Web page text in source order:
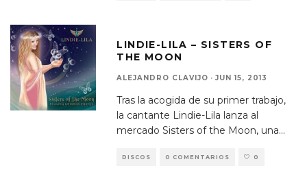
LINDIE-LILA – SISTERS OF
THE MOON
ALEJANDRO CLAVIJO · JUN 15, 2013
Tras la acogida de su primer trabajo,
la cantante Lindie-Lila lanza al
mercado Sisters of the Moon, una...
DISCOS 0 COMENTARIOS 0